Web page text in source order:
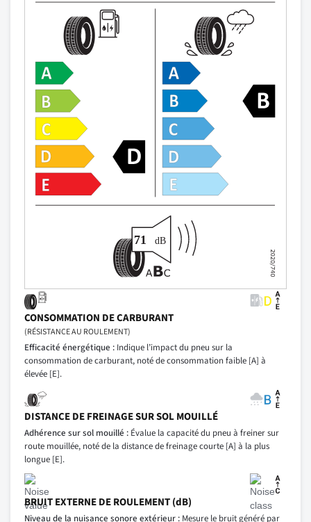
CONSOMMATION DE CARBURANT
(RÉSISTANCE AU ROULEMENT)
Efficacité énergétique : Indique l’impact du pneu sur la
consommation de carburant, noté de consommation faible [A] à
élevée [E].
DISTANCE DE FREINAGE SUR SOL MOUILLÉ
Adhérence sur sol mouillé : Évalue la capacité du pneu à freiner sur
route mouillée, noté de la distance de freinage courte [A] à la plus
longue [E].
BRUIT EXTERNE DE ROULEMENT (dB)
Niveau de la nuisance sonore extérieur : Mesure le bruit généré par